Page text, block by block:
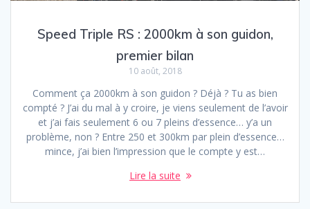
Speed Triple RS : 2000km à son guidon,
premier bilan
10 août, 2018
Comment ça 2000km à son guidon ? Déjà ? Tu as bien
compté ? J’ai du mal à y croire, je viens seulement de l’avoir
et j’ai fais seulement 6 ou 7 pleins d’essence… y’a un
problème, non ? Entre 250 et 300km par plein d’essence…
mince, j’ai bien l’impression que le compte y est…
Lire la suite